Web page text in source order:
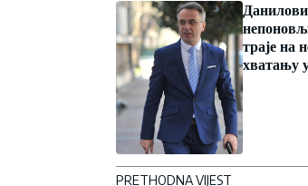
траје на
хватању
PRETHODNA VIJEST